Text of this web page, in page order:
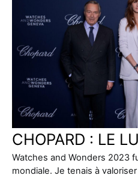
CHOPARD : LE
Watches and Wonders 2023
mondiale. Je tenais à